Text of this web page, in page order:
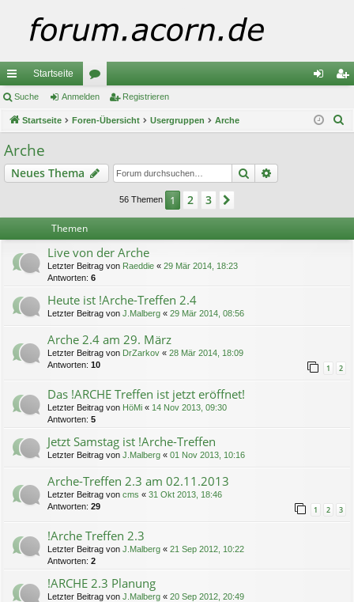
ch
ne
llz
ug
Startseite
or
en m ist
Suche Anmelden Registrieren
Startseite Foren-Übersicht Usergruppen Arche
Arche
Neues Thema Suche
56 Themen 1 2 3
Themen
Live von der Arche
Letzter Beitrag von Raeddie « 29 Mär 2014, 18:23
Antworten: 6
Heute ist !Arche-Treffen 2.4
Letzter Beitrag von J.Malberg « 29 Mär 2014, 08:56
Arche 2.4 am 29. März
Letzter Beitrag von DrZarkov « 28 Mär 2014, 18:09
Antworten: 10 1 2
Das !ARCHE Treffen ist jetzt eröffnet!
Letzter Beitrag von HöMi « 14 Nov 2013, 09:30
Antworten: 5
Jetzt Samstag ist !Arche-Treffen
Letzter Beitrag von J.Malberg « 01 Nov 2013, 10:16
Arche-Treffen 2.3 am 02.11.2013
Letzter Beitrag von cms « 31 Okt 2013, 18:46
Antworten: 29 1 2 3
!Arche Treffen 2.3
Letzter Beitrag von J.Malberg « 21 Sep 2012, 10:22
Antworten: 2
!ARCHE 2.3 Planung
Letzter Beitrag von J.Malberg « 20 Sep 2012, 20:49